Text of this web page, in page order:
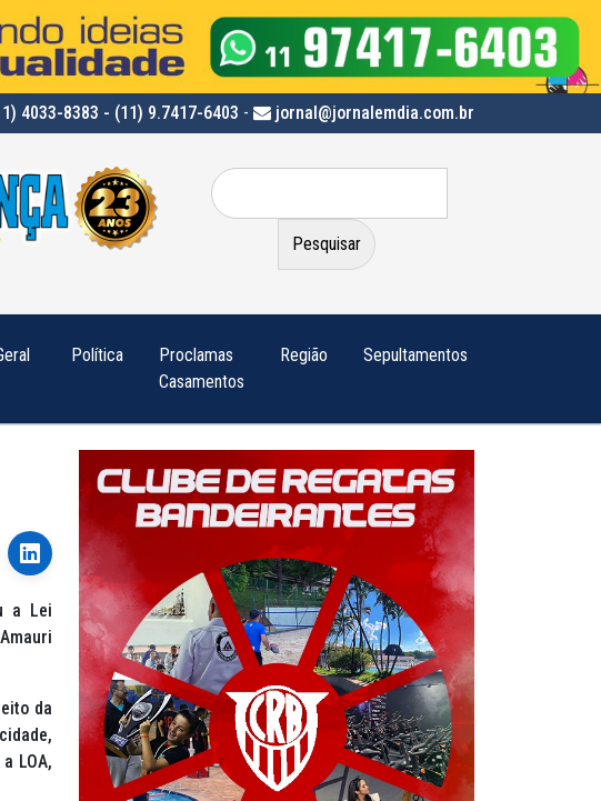
4033-8383 - (11) 9.7417-6403 - jornal@jornalemdia.com.br
Pesquisar
por:
Política
Proclamas
Casamentos
Região Sepultamentos
a Lei
da
LOA,